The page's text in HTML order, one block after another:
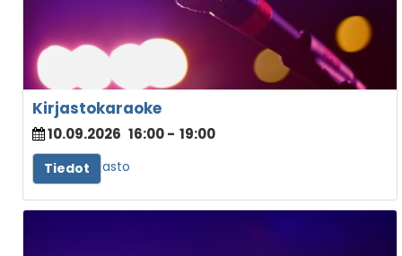
Kirjastokaraoke
10.09.2026 16:00- 19:00
Juvan kirjasto
Tiedot